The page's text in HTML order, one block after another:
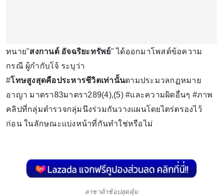
ทนาย"สงกานต์ อัจฉริยะทรัพย์" ได้ออกมาโพสต์ข้อความ
กรณี ผู้กำกับโจ้ ระบุว่า
#โทษสูงสุดคือประหารชีวิตเท่านั้นตามประมวลกฏหมาย
อาญา มาตรา83มาตรา289(4),(5) #และความผิดอื่นๆ #ภาพ
คลิปที่กลุ่มตำรวจกลุ่มนึงร่วมกันวางแผนโดยไตร่ตรองไว้
ก่อน ในลักษณะแบ่งหน้าที่กันทำใช่หรือไม่
ลาซาด้าช้อปสุดคุ้ม